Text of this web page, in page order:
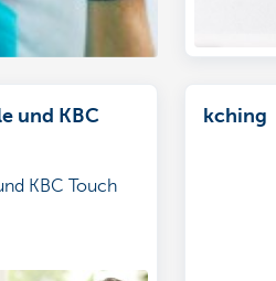
und KBC
KBC Touch
kching